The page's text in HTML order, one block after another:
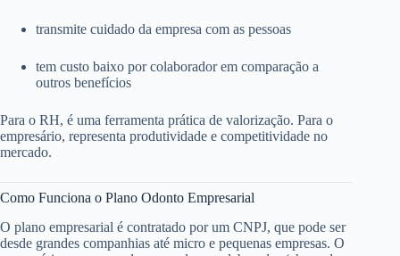
transmite cuidado da empresa com as pessoas
tem custo baixo por colaborador em comparação a
outros benefícios
Para o RH, é uma ferramenta prática de valorização. Para o
empresário, representa produtividade e competitividade no
mercado.
Como Funciona o Plano Odonto Empresarial
O plano empresarial é contratado por um CNPJ, que pode ser
desde grandes companhias até micro e pequenas empresas. O